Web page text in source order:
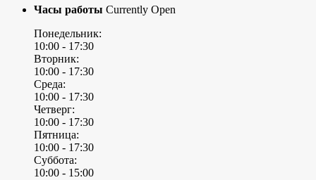
Часы работы Currently Open
Понедельник:
10:00 - 17:30
Вторник:
10:00 - 17:30
Среда:
10:00 - 17:30
Четверг:
10:00 - 17:30
Пятница:
10:00 - 17:30
Суббота:
10:00 - 15:00